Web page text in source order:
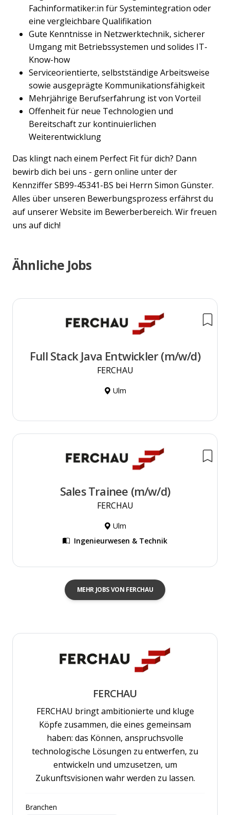
Fachinformatiker:in für Systemintegration oder
eine vergleichbare Qualifikation
Gute Kenntnisse in Netzwerktechnik, sicherer
Umgang mit Betriebssystemen und solides IT-
Know-how
Serviceorientierte, selbstständige Arbeitsweise
sowie ausgeprägte Kommunikationsfähigkeit
Mehrjährige Berufserfahrung ist von Vorteil
Offenheit für neue Technologien und
Bereitschaft zur kontinuierlichen
Weiterentwicklung
Das klingt nach einem Perfect Fit für dich? Dann
bewirb dich bei uns - gern online unter der
Kennziffer SB99-45341-BS bei Herrn Simon Günster.
Alles über unseren Bewerbungsprozess erfährst du
auf unserer Website im Bewerberbereich. Wir freuen
uns auf dich!
Ähnliche Jobs
Full Stack Java Entwickler (m/w/d)
FERCHAU
Ulm
Sales Trainee (m/w/d)
FERCHAU
Ulm
Ingenieurwesen & Technik
MEHR JOBS VON FERCHAU
FERCHAU
FERCHAU bringt ambitionierte und kluge
Köpfe zusammen, die eines gemeinsam
haben: das Können, anspruchsvolle
technologische Lösungen zu entwerfen, zu
entwickeln und umzusetzen, um
Zukunftsvisionen wahr werden zu lassen.
Branchen